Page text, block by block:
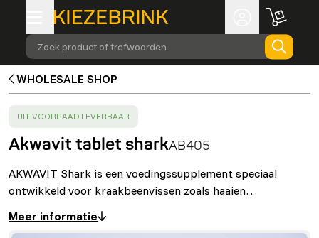
Zoek product of trefwoorden
WHOLESALE SHOP
SUCCESS:
UIT VOORRAAD LEVERBAAR
Akwavit tablet sharkAB405
AKWAVIT Shark is een voedingssupplement speciaal
ontwikkeld voor kraakbeenvissen zoals haaien…
Meer informatie